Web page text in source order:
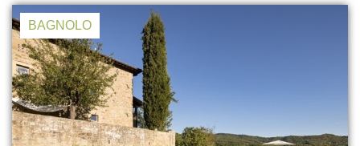
BAGNOLO